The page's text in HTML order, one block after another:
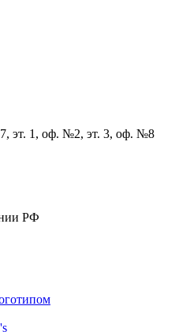
эт. 1, оф. №2, эт. 3, оф. №8
РФ